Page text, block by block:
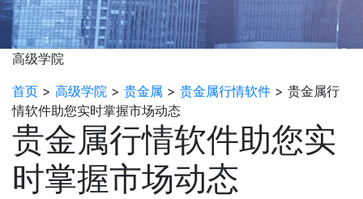
高级学院
首页 > 高级学院 > 贵金属 > 贵金属行情软件 > 贵金属行
情软件助您实时掌握市场动态
贵金属行情软件助您实
时掌握市场动态